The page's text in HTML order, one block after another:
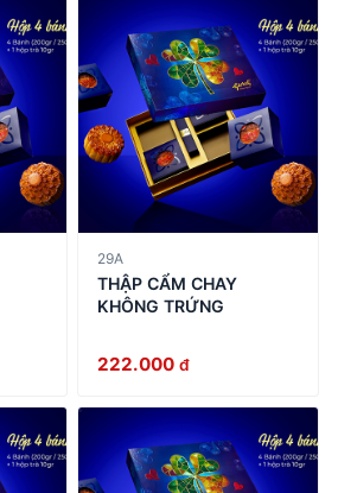
29A
THẬP CẨM CHAY
KHÔNG TRỨNG
222.000 đ